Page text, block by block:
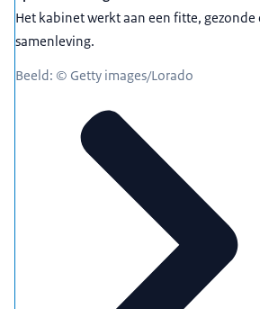
Het kabinet werkt aan een fitte, gezonde
samenleving.
Beeld: © Getty images/Lorado